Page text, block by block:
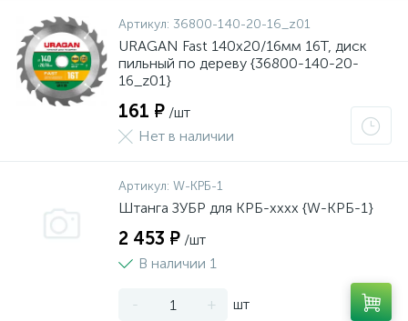
Артикул: 36800-140-20-16_z01
URAGAN Fast 140x20/16мм 16Т, диск
пильный по дереву {36800-140-20-
16_z01}
161 ₽ /шт
Нет в наличии
Артикул: W-КРБ-1
Штанга ЗУБР для КРБ-хххх {W-КРБ-1}
2 453 ₽ /шт
В наличии 1
- + шт